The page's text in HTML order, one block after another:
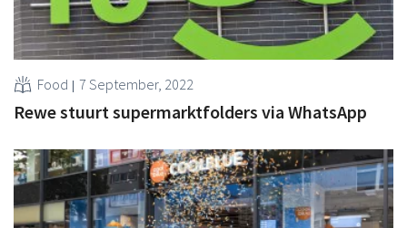
Food 7 September, 2022
Rewe stuurt supermarktfolders via WhatsApp